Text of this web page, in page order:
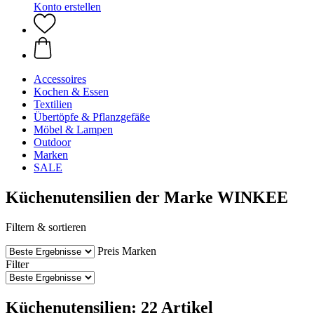
Konto erstellen
Accessoires
Kochen & Essen
Textilien
Übertöpfe & Pflanzgefäße
Möbel & Lampen
Outdoor
Marken
SALE
Küchenutensilien der Marke WINKEE
Filtern & sortieren
Preis Marken
Filter
Küchenutensilien: 22 Artikel